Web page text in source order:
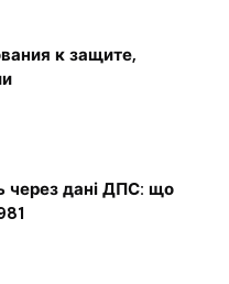
к защите,
через дані ДПС: що